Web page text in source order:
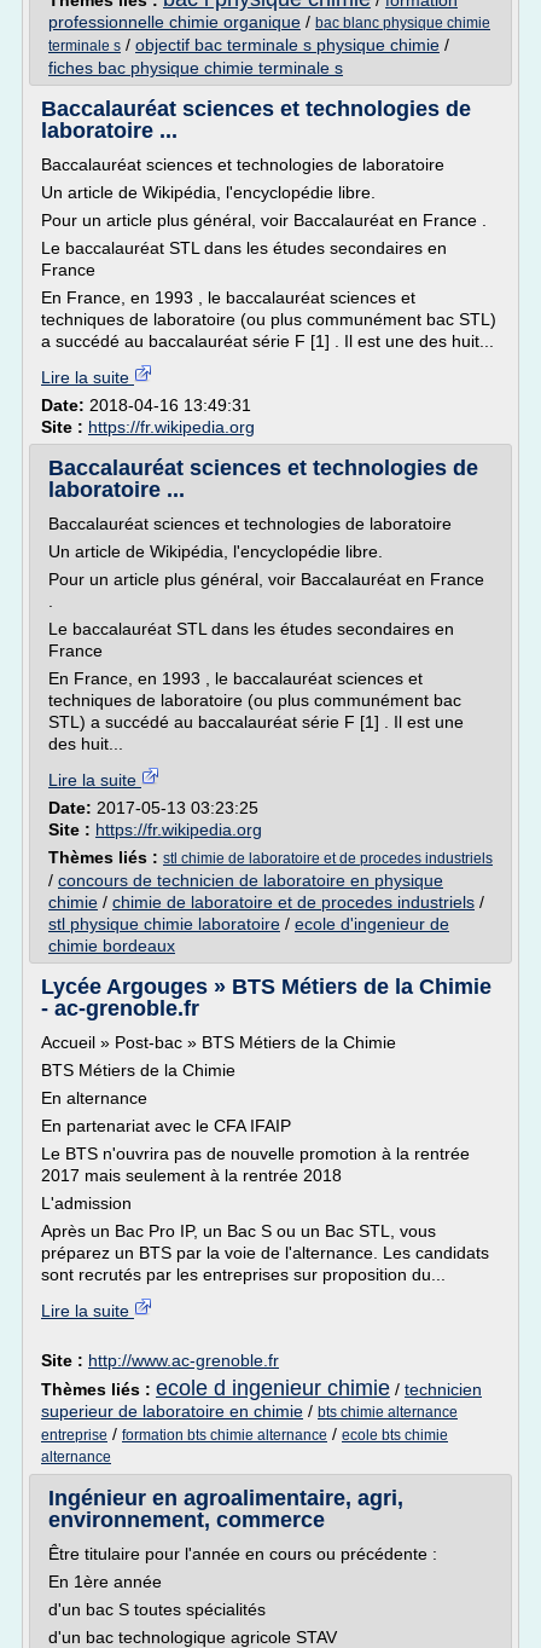
professionnelle chimie organique / bac blanc physique chimie
terminale s / objectif bac terminale s physique chimie /
fiches bac physique chimie terminale s
Baccalauréat sciences et technologies de
laboratoire ...
Baccalauréat sciences et technologies de laboratoire
Un article de Wikipédia, l'encyclopédie libre.
Pour un article plus général, voir Baccalauréat en France .
Le baccalauréat STL dans les études secondaires en
France
En France, en 1993 , le baccalauréat sciences et
techniques de laboratoire (ou plus communément bac STL)
a succédé au baccalauréat série F [1] . Il est une des huit...
Lire la suite
Date: 2018-04-16 13:49:31
Site : https://fr.wikipedia.org
Baccalauréat sciences et technologies de
laboratoire ...
Baccalauréat sciences et technologies de laboratoire
Un article de Wikipédia, l'encyclopédie libre.
Pour un article plus général, voir Baccalauréat en France
Le baccalauréat STL dans les études secondaires en
France
En France, en 1993 , le baccalauréat sciences et
techniques de laboratoire (ou plus communément bac
STL) a succédé au baccalauréat série F [1] . Il est une
des huit...
Lire la suite
Date: 2017-05-13 03:23:25
Site : https://fr.wikipedia.org
Thèmes liés : stl chimie de laboratoire et de procedes industriels
/ concours de technicien de laboratoire en physique
chimie / chimie de laboratoire et de procedes industriels /
stl physique chimie laboratoire / ecole d'ingenieur de
chimie bordeaux
Lycée Argouges » BTS Métiers de la Chimie
- ac-grenoble.fr
Accueil » Post-bac » BTS Métiers de la Chimie
BTS Métiers de la Chimie
En alternance
En partenariat avec le CFA IFAIP
Le BTS n'ouvrira pas de nouvelle promotion à la rentrée
2017 mais seulement à la rentrée 2018
L'admission
Après un Bac Pro IP, un Bac S ou un Bac STL, vous
préparez un BTS par la voie de l'alternance. Les candidats
sont recrutés par les entreprises sur proposition du...
Lire la suite
Site : http://www.ac-grenoble.fr
Thèmes liés : ecole d ingenieur chimie / technicien
superieur de laboratoire en chimie / bts chimie alternance
entreprise / formation bts chimie alternance / ecole bts chimie
alternance
Ingénieur en agroalimentaire, agri,
environnement, commerce
Être titulaire pour l'année en cours ou précédente :
En 1ère année
d'un bac S toutes spécialités
d'un bac technologique agricole STAV